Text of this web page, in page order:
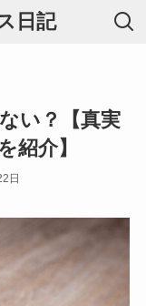
日記
い？【真実
紹介】
日